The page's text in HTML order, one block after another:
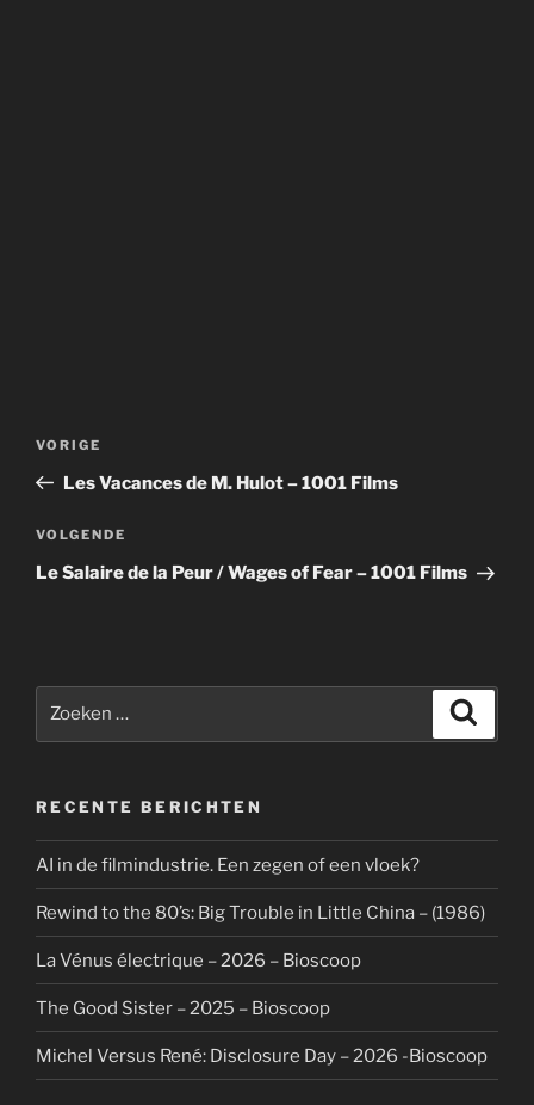
Vorig
bericht
VORIGE
Les Vacances de M. Hulot – 1001 Films
Volgend
bericht
VOLGENDE
Le Salaire de la Peur / Wages of Fear – 1001 Films
RECENTE BERICHTEN
AI in de filmindustrie. Een zegen of een vloek?
Rewind to the 80’s: Big Trouble in Little China – (1986)
La Vénus électrique – 2026 – Bioscoop
The Good Sister – 2025 – Bioscoop
Michel Versus René: Disclosure Day – 2026 -Bioscoop